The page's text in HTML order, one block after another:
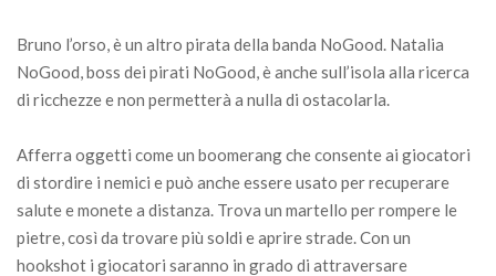
Bruno l’orso, è un altro pirata della banda NoGood. Natalia
NoGood, boss dei pirati NoGood, è anche sull’isola alla ricerca
di ricchezze e non permetterà a nulla di ostacolarla.
Afferra oggetti come un boomerang che consente ai giocatori
di stordire i nemici e può anche essere usato per recuperare
salute e monete a distanza. Trova un martello per rompere le
pietre, così da trovare più soldi e aprire strade. Con un
hookshot i giocatori saranno in grado di attraversare